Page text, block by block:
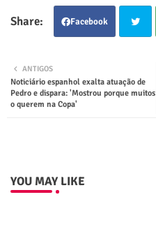
Facebook
ter
ANTIGOS
Noticiário espanhol exalta atuação de
Pedro e dispara: 'Mostrou porque muitos
o querem na Copa'
YOU MAY LIKE